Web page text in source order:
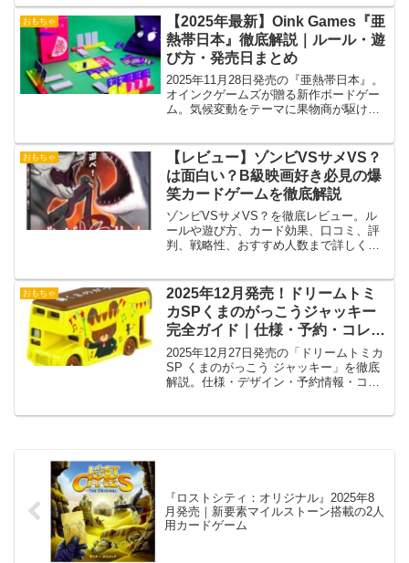
おもちゃ
【2025年最新】Oink Games『亜
熱帯日本』徹底解説｜ルール・遊
び方・発売日まとめ
2025年11月28日発売の『亜熱帯日本』。
オインクゲームズが贈る新作ボードゲー
ム。気候変動をテーマに果物商が駆け引
おもちゃ
【レビュー】ゾンビVSサメVS？
は面白い？B級映画好き必見の爆
笑カードゲームを徹底解説
ゾンビVSサメVS？を徹底レビュー。ル
ールや遊び方、カード効果、口コミ、評
判、戦略性、おすすめ人数まで詳しく解
おもちゃ
2025年12月発売！ドリームトミ
カSPくまのがっこうジャッキー
完全ガイド｜仕様・予約・コレク
ション情報まとめ
2025年12月27日発売の「ドリームトミカ
SP くまのがっこう ジャッキー」を徹底
解説。仕様・デザイン・予約情報・コレ
『ロストシティ：オリジナル』2025年8
月発売｜新要素マイルストーン搭載の2人
用カードゲーム